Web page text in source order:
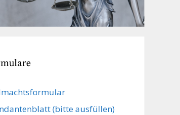
(bitte ausfüllen)